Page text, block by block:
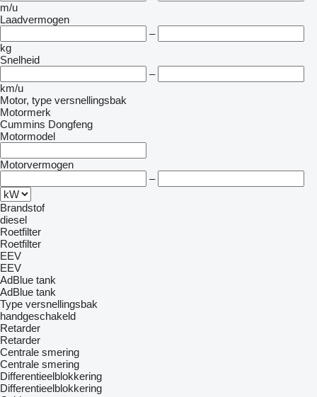
m/u
Laadvermogen
–
kg
Snelheid
–
km/u
Motor, type versnellingsbak
Motormerk
Cummins Dongfeng
Motormodel
Motorvermogen
–
Brandstof
diesel
Roetfilter
Roetfilter
EEV
EEV
AdBlue tank
AdBlue tank
Type versnellingsbak
handgeschakeld
Retarder
Retarder
Centrale smering
Centrale smering
Differentieelblokkering
Differentieelblokkering